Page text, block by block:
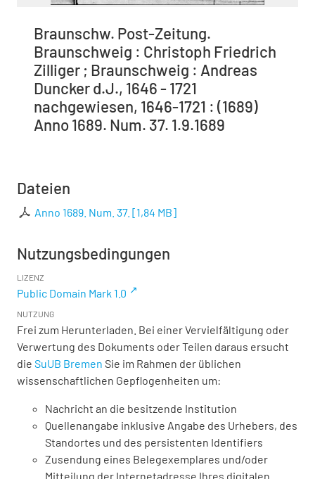
Braunschw. Post-Zeitung.
Braunschweig : Christoph Friedrich
Zilliger ; Braunschweig : Andreas
Duncker d.J., 1646 - 1721
nachgewiesen, 1646-1721 : (1689)
Anno 1689. Num. 37. 1.9.1689
Dateien
Anno 1689. Num. 37. [1,84 MB]
Nutzungsbedingungen
LIZENZ
Public Domain Mark 1.0
NUTZUNG
Frei zum Herunterladen. Bei einer Vervielfältigung oder
Verwertung des Dokuments oder Teilen daraus ersucht
die SuUB Bremen Sie im Rahmen der üblichen
wissenschaftlichen Gepflogenheiten um:
Nachricht an die besitzende Institution
Quellenangabe inklusive Angabe des Urhebers, des
Standortes und des persistenten Identifiers
Zusendung eines Belegexemplares und/oder
Mitteilung der Internetadresse Ihres digitalen